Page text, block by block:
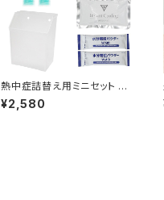
熱中症詰替え用ミニセット フ
ラバ 現場で安心衝撃を守るケ
ース付 応急処置マニュアル有
¥2,580